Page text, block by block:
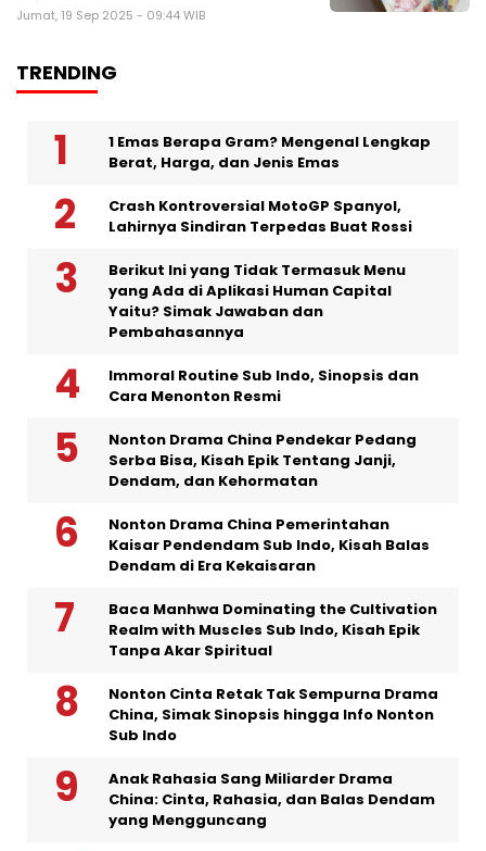
Jumat, 19 Sep 2025 - 09:44 WIB
TRENDING
1 Emas Berapa Gram? Mengenal Lengkap
Berat, Harga, dan Jenis Emas
Crash Kontroversial MotoGP Spanyol,
Lahirnya Sindiran Terpedas Buat Rossi
Berikut Ini yang Tidak Termasuk Menu
yang Ada di Aplikasi Human Capital
Yaitu? Simak Jawaban dan
Pembahasannya
Immoral Routine Sub Indo, Sinopsis dan
Cara Menonton Resmi
Nonton Drama China Pendekar Pedang
Serba Bisa, Kisah Epik Tentang Janji,
Dendam, dan Kehormatan
Nonton Drama China Pemerintahan
Kaisar Pendendam Sub Indo, Kisah Balas
Dendam di Era Kekaisaran
Baca Manhwa Dominating the Cultivation
Realm with Muscles Sub Indo, Kisah Epik
Tanpa Akar Spiritual
Nonton Cinta Retak Tak Sempurna Drama
China, Simak Sinopsis hingga Info Nonton
Sub Indo
Anak Rahasia Sang Miliarder Drama
China: Cinta, Rahasia, dan Balas Dendam
yang Mengguncang